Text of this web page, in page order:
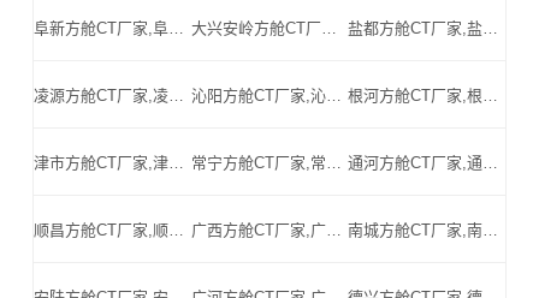
阜新方舱CT厂家,阜新方舱式CT,阜新CT方舱,阜新方舱CT,阜新医用CT方舱,阜新移动方舱CT-阜新医用CT方舱公司 大兴安岭方舱CT厂家,大兴安岭方舱式CT,大兴安岭CT方舱,大兴安岭方舱CT,大兴安岭医用CT方舱,大兴安岭移动方舱CT-大兴安岭医用CT方舱公司 盐都方舱CT厂家,盐都方舱式CT,盐都CT方舱,盐都方舱CT,盐都医用CT方舱,盐都移动方舱CT-盐都医用CT方舱公司
凌源方舱CT厂家,凌源方舱式CT,凌源CT方舱,凌源方舱CT,凌源医用CT方舱,凌源移动方舱CT-凌源医用CT方舱公司 沁阳方舱CT厂家,沁阳方舱式CT,沁阳CT方舱,沁阳方舱CT,沁阳医用CT方舱,沁阳移动方舱CT-沁阳医用CT方舱公司 根河方舱CT厂家,根河方舱式CT,根河CT方舱,根河方舱CT,根河医用CT方舱,根河移动方舱CT-根河医用CT方舱公司
津市方舱CT厂家,津市方舱式CT,津市CT方舱,津市方舱CT,津市医用CT方舱,津市移动方舱CT-津市医用CT方舱公司 常宁方舱CT厂家,常宁方舱式CT,常宁CT方舱,常宁方舱CT,常宁医用CT方舱,常宁移动方舱CT-常宁医用CT方舱公司 通河方舱CT厂家,通河方舱式CT,通河CT方舱,通河方舱CT,通河医用CT方舱,通河移动方舱CT-通河医用CT方舱公司
顺昌方舱CT厂家,顺昌方舱式CT,顺昌CT方舱,顺昌方舱CT,顺昌医用CT方舱,顺昌移动方舱CT-顺昌医用CT方舱公司 广西方舱CT厂家,广西方舱式CT,广西CT方舱,广西方舱CT,广西医用CT方舱,广西移动方舱CT-广西医用CT方舱公司 南城方舱CT厂家,南城方舱式CT,南城CT方舱,南城方舱CT,南城医用CT方舱,南城移动方舱CT-南城医用CT方舱公司